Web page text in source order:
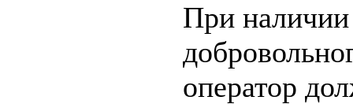
При наличии
оператор